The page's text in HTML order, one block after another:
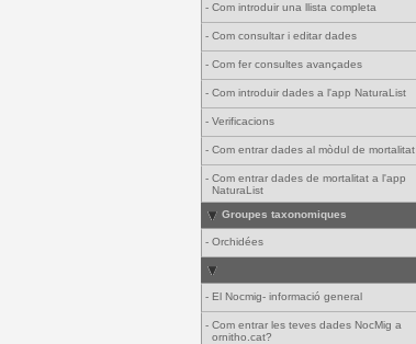
- Com introduir una llista completa
- Com consultar i editar dades
- Com fer consultes avançades
- Com introduir dades a l'app NaturaList
- Verificacions
- Com entrar dades al mòdul de mortalitat
- Com entrar dades de mortalitat a l'app
NaturaList
Groupes taxonomiques
- Orchidées
- El Nocmig- informació general
- Com entrar les teves dades NocMig a
ornitho.cat?